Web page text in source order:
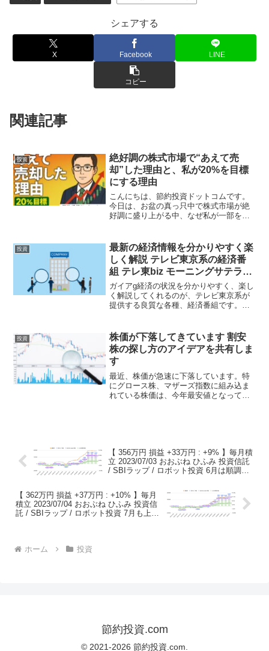
シェアする
X Facebook LINE
コピー
関連記事
投資
絶好調の株式市場で“あえて売
却”した理由と、私が20%を目標
にする理由
こんにちは、節約投資ドットコムです。
今日は、お盆の真っ只中で株式市場が絶
好調に盛り上がる中、なぜ私が一部を売
ているのか。その背景をじっくりお話し
します。強気相場の中で「な...
投資
最新の経済情報を分かりやすく楽
しく解説 テレビ東京系の経済番
組 テレ東biz モーニングサテライ
ト（モーサテ）/ワールドビジネ
スサテライト（WBS）/カンブリ
ア宮殿/ガイアの夜明け
ガイアg経済の状況を分かりやすく、楽し
く解説してくれるのが、テレビ東京系が
提供する良質な各種、経済番組です。日
いところ。毎日・毎週聴き続けること
で、経済状況がなんとなく...
投資
株価が下落してきています 割安
株の探し方のアイデアを共有しま
す
最近、株価が急速に下落しています。特
にグロース株、マザーズ指数に組み込ま
れている株価は、今年最安値となってし
【 356万円 損益 +33万円 : +9% 】毎月積
立 2023/07/03 おおぶね ひふみ 投資信託
/ SBIラップ / ロボット投資 6月は順調に
【 362万円 損益 +37万円 : +10% 】毎月
積立 2023/07/04 おおぶね ひふみ 投資信
託 / SBIラップ / ロボット投資 7月も上昇
ホーム 投資
節約投資.com
© 2021-2026 節約投資.com.